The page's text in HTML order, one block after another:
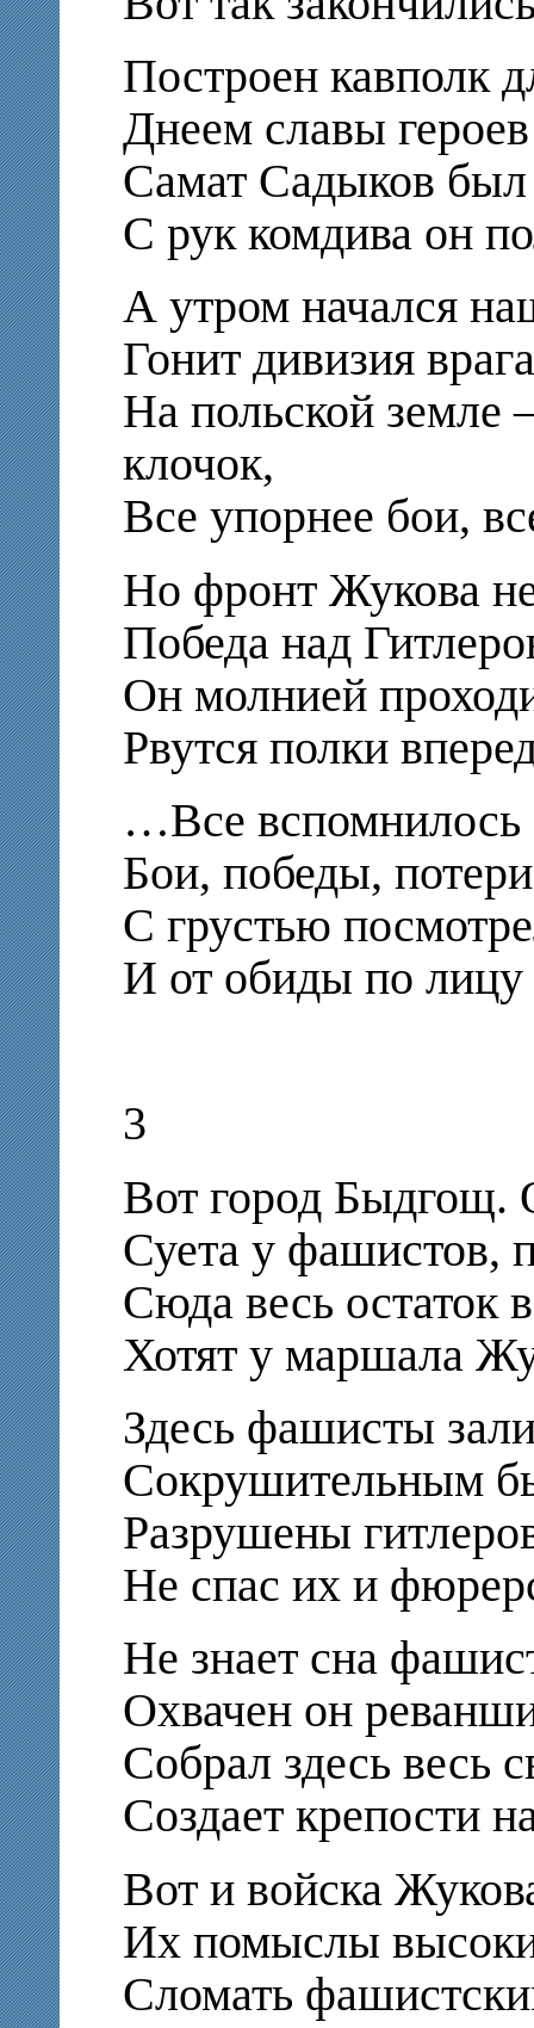
Построен кавполк
Днеем славы героев
Самат Садыков был
С рук комдива он
А утром начался
Гонит дивизия
На польской земле
клочок,
Все упорнее бои,
Но фронт Жукова
Победа над
Он молнией
Рвутся полки
…Все вспомнилось
Бои, победы,
С грустью
И от обиды по лицу
3
Вот город Быдгощ.
Суета у фашистов,
Сюда весь остаток
Хотят у маршала
Здесь фашисты
Сокрушительным
Разрушены
Не спас их и
Не знает сна
Охвачен он
Собрал здесь весь
Создает крепости
Вот и войска
Их помыслы
Сломать